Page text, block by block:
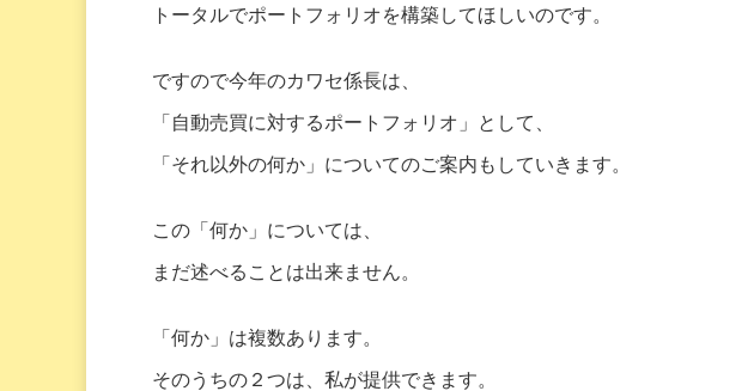
トータルでポートフォリオを構築してほしいのです。
ですので今年のカワセ係長は、
「自動売買に対するポートフォリオ」として、
「それ以外の何か」についてのご案内もしていきます。
この「何か」については、
まだ述べることは出来ません。
「何か」は複数あります。
そのうちの２つは、私が提供できます。